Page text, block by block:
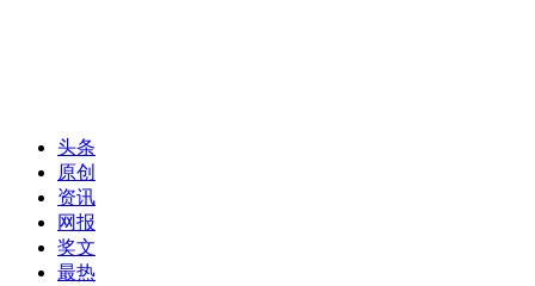
头条
原创
资讯
网报
奖文
最热